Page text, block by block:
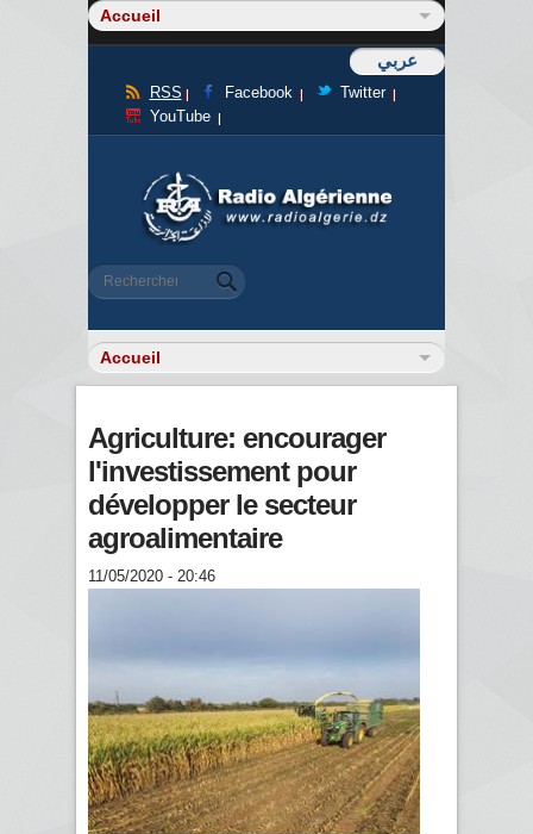
عربي
RSS Facebook
Twitter
YouTube
Formulaire de recherche
Rechercher
Agriculture: encourager
l'investissement pour
développer le secteur
agroalimentaire
11/05/2020 - 20:46